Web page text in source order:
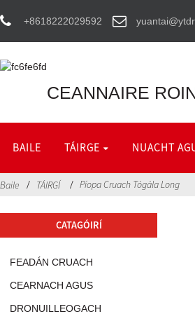
+8618222029592
CEANNAIRE
BAILE TÁIRGE NUACHT
Baile TÁIRGÍ Píopa Cruach Tógála Long
CATAGÓIRÍ
FEADÁN CRUACH
CEARNACH AGUS
DRONUILLEOGACH